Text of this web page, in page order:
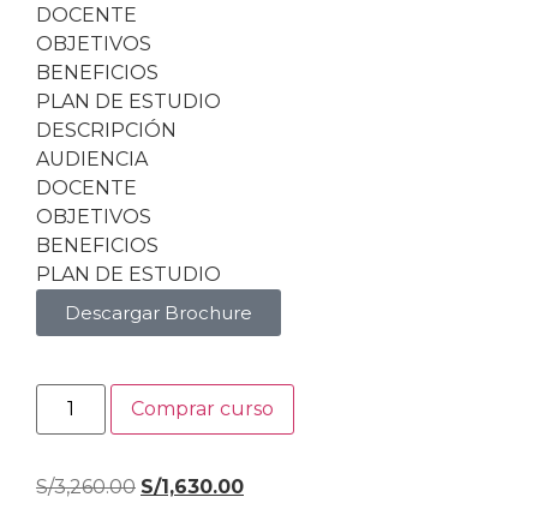
DOCENTE
OBJETIVOS
BENEFICIOS
PLAN DE ESTUDIO
DESCRIPCIÓN
AUDIENCIA
DOCENTE
OBJETIVOS
BENEFICIOS
PLAN DE ESTUDIO
Descargar Brochure
Comprar curso
S/3,260.00 S/1,630.00